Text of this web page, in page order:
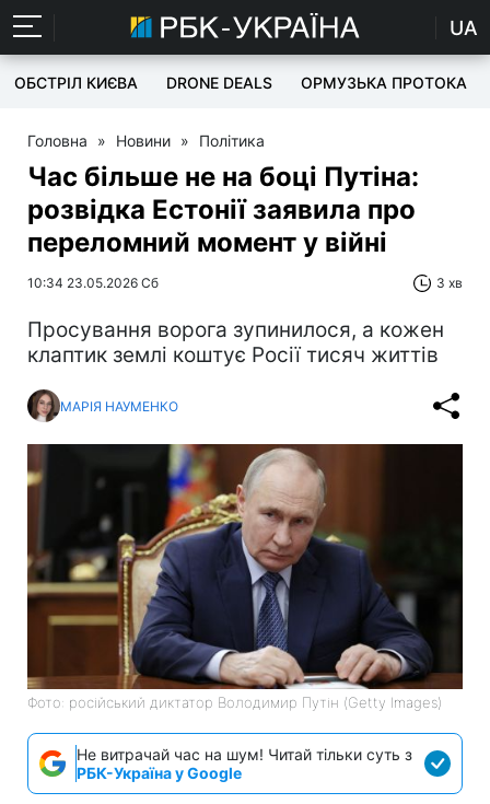
UA
ОБСТРІЛ КИЄВА DRONE DEALS ОРМУЗЬКА ПРОТОКА
Головна » Новини » Політика
Час більше не на боці Путіна:
розвідка Естонії заявила про
переломний момент у війні
10:34 23.05.2026 Сб 3 хв
Просування ворога зупинилося, а кожен
клаптик землі коштує Росії тисяч життів
МАРІЯ НАУМЕНКО
Фото: російський диктатор Володимир Путін (Getty Images)
Не витрачай час на шум! Читай тільки суть з
РБК-Україна у Google